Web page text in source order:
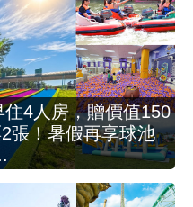
4人房，贈價值150
張！暑假再享球池